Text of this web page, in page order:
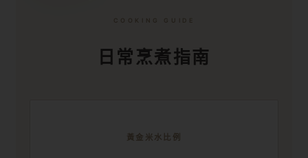
COOKING GUIDE
日常烹煮指南
黃金米水比例